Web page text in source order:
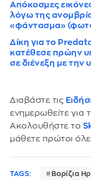
Απόκοσμες
λόγω της
«φάντασμα»
Δίκη για το
κατέθεσε πρώην
σε διένεξη με την
Διαβάστε τις
ενημερωθείτε για
Ακολουθήστε το
μάθετε πρώτοι
TAGS: Βορίζια